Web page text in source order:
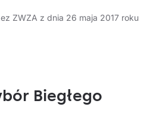
ZWZA z dnia 26 maja 2017 roku
Biegłego